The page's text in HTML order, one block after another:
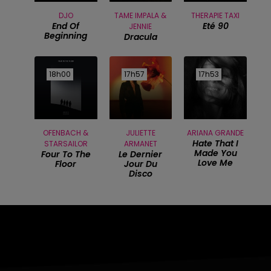
DJO
End Of
Beginning
TAME IMPALA &
JENNIE
Dracula
THERAPIE TAXI
Eté 90
18h00
18h00
OFENBACH &
STARSAILOR
Four To The
Floor
17h57
17h57
JULIETTE
ARMANET
Le Dernier
Jour Du
Disco
17h53
17h53
ARIANA GRANDE
Hate That I
Made You
Love Me